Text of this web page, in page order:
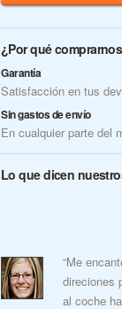
¿Por qué
Garantía
Satisfacción en tus
Sin gastos de envío
En cualquier parte del
Lo que dicen
“Me
direciones
al coche